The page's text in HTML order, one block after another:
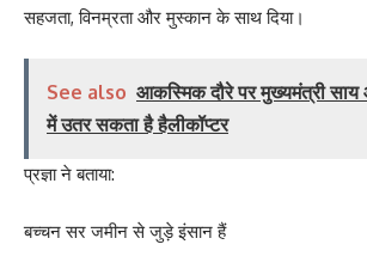
सहजता, विनम्रता और मुस्कान के साथ दिया।
See also आकस्मिक दौरे पर मुख्यमंत्री
में उतर सकता है हैलीकॉप्टर
प्रज्ञा ने बताया:
बच्चन सर जमीन से जुड़े इंसान हैं